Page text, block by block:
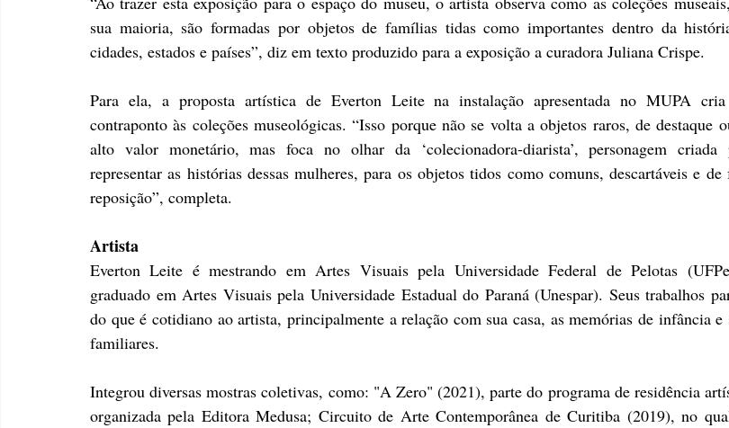
sua maioria, são formadas por objetos de famílias tidas como importantes dentro da
cidades, estados e países”, diz em texto produzido para a exposição a curadora Juliana Crispe.
Para ela, a proposta artística de Everton Leite na instalação apresentada no MUPA
contraponto às coleções museológicas. “Isso porque não se volta a objetos raros, de destaque
alto valor monetário, mas foca no olhar da ‘colecionadora-diarista’, personagem criada
representar as histórias dessas mulheres, para os objetos tidos como comuns, descartáveis e
reposição”, completa.
Artista
Everton Leite é mestrando em Artes Visuais pela Universidade Federal de Pelotas
graduado em Artes Visuais pela Universidade Estadual do Paraná (Unespar). Seus trabalhos
do que é cotidiano ao artista, principalmente a relação com sua casa, as memórias de infância e
familiares.
Integrou diversas mostras coletivas, como: "A Zero" (2021), parte do programa de residência
organizada pela Editora Medusa; Circuito de Arte Contemporânea de Curitiba (2019), no